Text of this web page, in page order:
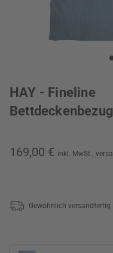
HAY - Fineline
Bettdeckenbezug
169,00 € inkl. MwSt.,
Gewöhnlich versandfertig